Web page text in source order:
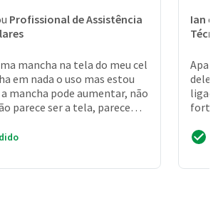
Profissional de Assistência
mancha na tela do meu cel
em nada o uso mas estou
mancha pode aumentar, não
parece ser a tela, parece
Ian